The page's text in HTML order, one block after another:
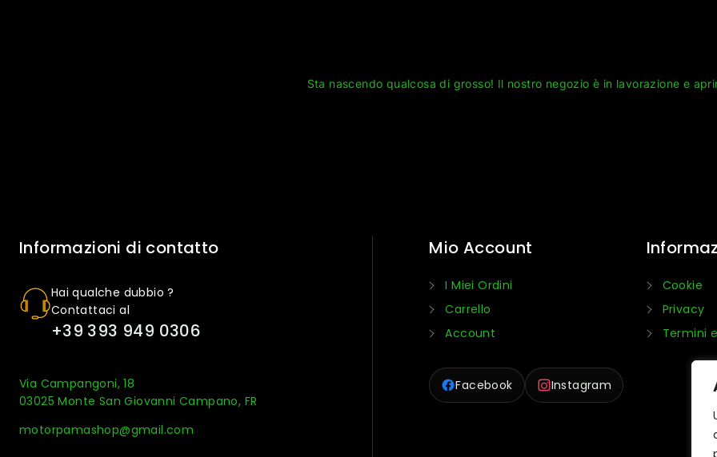
Sta nascendo qualcosa di grosso! Il nostro negozio è in lavorazione e
Informazioni di contatto
Hai qualche dubbio ?
Contattaci al
+39 393 949 0306
Via Campangoni, 18
03025 Monte San Giovanni Campano, FR
motorpamashop@gmail.com
Mio Account
I Miei Ordini
Carrello
Account
Facebook Instagram
Cookie
Privacy
Termini